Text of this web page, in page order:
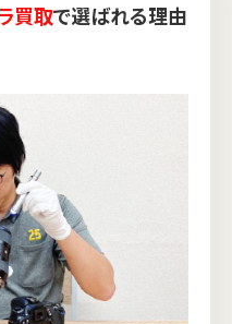
買取で選ばれる理由